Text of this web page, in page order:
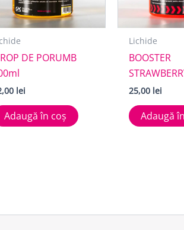
DE PORUMB
lei
Adaugă în coș
Lichide
BOOSTER
25,00 lei
Adaugă